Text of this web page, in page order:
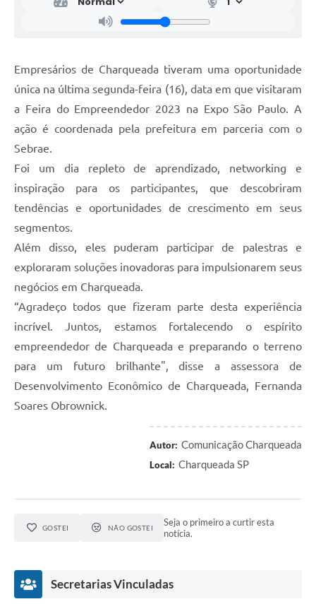
Empresários de Charqueada tiveram uma oportunidade
única na última segunda-feira (16), data em que visitaram
a Feira do Empreendedor 2023 na Expo São Paulo. A
ação é coordenada pela prefeitura em parceria com o
Sebrae.
Foi um dia repleto de aprendizado, networking e
inspiração para os participantes, que descobriram
tendências e oportunidades de crescimento em seus
segmentos.
Além disso, eles puderam participar de palestras e
exploraram soluções inovadoras para impulsionarem seus
negócios em Charqueada.
“Agradeço todos que fizeram parte desta experiência
incrível. Juntos, estamos fortalecendo o espírito
empreendedor de Charqueada e preparando o terreno
para um futuro brilhante", disse a assessora de
Desenvolvimento Econômico de Charqueada, Fernanda
Soares Obrownick.
Autor: Comunicação Charqueada
Local: Charqueada SP
GOSTEI NÃO GOSTEI
Seja o primeiro a curtir esta
notícia.
Secretarias Vinculadas